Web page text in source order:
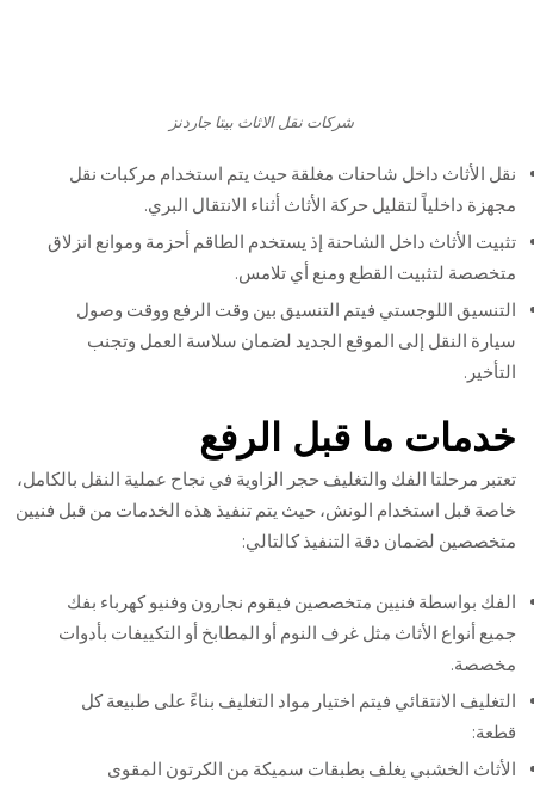
شركات نقل الاثاث بيتا جاردنز
نقل الأثاث داخل شاحنات مغلقة حيث يتم استخدام مركبات نقل
مجهزة داخلياً لتقليل حركة الأثاث أثناء الانتقال البري.
تثبيت الأثاث داخل الشاحنة إذ يستخدم الطاقم أحزمة وموانع انزلاق
متخصصة لتثبيت القطع ومنع أي تلامس.
التنسيق اللوجستي فيتم التنسيق بين وقت الرفع ووقت وصول
سيارة النقل إلى الموقع الجديد لضمان سلاسة العمل وتجنب
التأخير.
خدمات ما قبل الرفع
تعتبر مرحلتا الفك والتغليف حجر الزاوية في نجاح عملية النقل بالكامل،
خاصة قبل استخدام الونش، حيث يتم تنفيذ هذه الخدمات من قبل فنيين
متخصصين لضمان دقة التنفيذ كالتالي:
الفك بواسطة فنيين متخصصين فيقوم نجارون وفنيو كهرباء بفك
جميع أنواع الأثاث مثل غرف النوم أو المطابخ أو التكييفات بأدوات
مخصصة.
التغليف الانتقائي فيتم اختيار مواد التغليف بناءً على طبيعة كل
قطعة:
الأثاث الخشبي يغلف بطبقات سميكة من الكرتون المقوى